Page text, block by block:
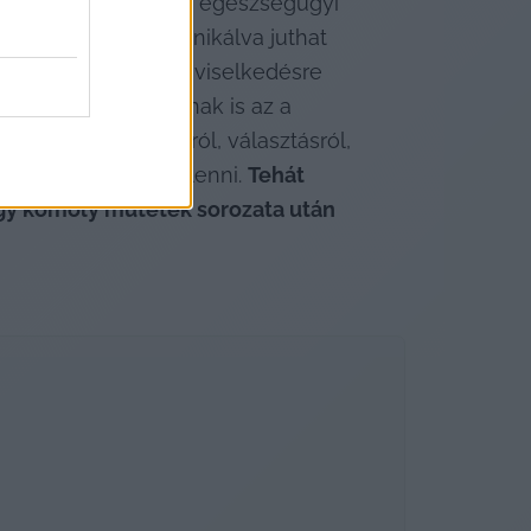
kommunikálva juthat
kinézetre és viselkedésre
orvostudománynak is az a
egyszerű hóbortról, választásról,
nők akarnak lenni. Tehát
komoly műtétek sorozata után